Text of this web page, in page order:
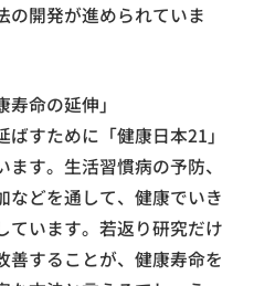
の開発が進められていま
命の延伸」
すために「健康日本21」
す。生活習慣病の予防、
などを通して、健康でいき
ています。若返り研究だけ
善することが、健康寿命を